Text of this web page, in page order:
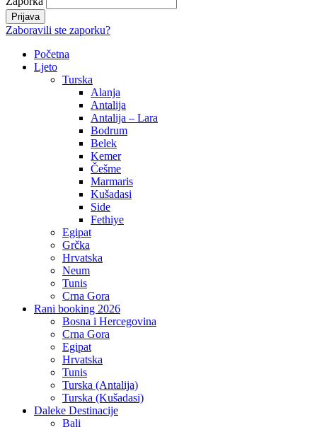
Zaboravili ste zaporku?
Početna
Ljeto
Turska
Alanja
Antalija
Antalija – Lara
Bodrum
Belek
Kemer
Češme
Marmaris
Kušadasi
Side
Fethiye
Egipat
Grčka
Hrvatska
Neum
Tunis
Crna Gora
Rani booking 2026
Bosna i Hercegovina
Crna Gora
Egipat
Hrvatska
Tunis
Turska (Antalija)
Turska (Kušadasi)
Daleke Destinacije
Bali